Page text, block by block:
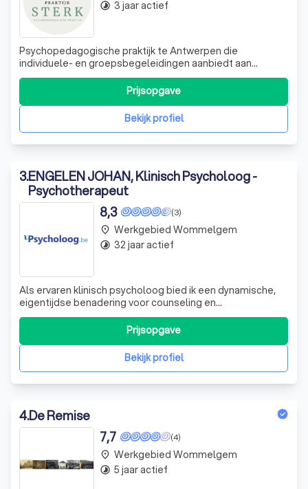
Psychopedagogische praktijk te Antwerpen die
individuele- en groepsbegeleidingen aanbiedt aan
kinderen vanaf 6 jaar, jongeren en (jong)volwassenen.
Bekijk profiel
Prijsopgave
timelapse 3 jaar actief
3.ENGELEN JOHAN, Klinisch Psycholoog -
Psychotherapeut
(3)
8,3
Als ervaren klinisch psycholoog bied ik een dynamische,
eigentijdse benadering voor counseling en
psychotherapie. Ik behandel specifieke klachten en alle
probleemgebieden met een psychologische evidentie,
zoals depressie, burn-out, angsten, onzekerheid en meer.
Mijn aanpak is gebaseerd op heldere co
Bekijk profiel
Prijsopgave
place Werkgebied Wommelgem
timelapse 32 jaar actief
4.De Remise
(4)
7,7
place Werkgebied Wommelgem
timelapse 5 jaar actief